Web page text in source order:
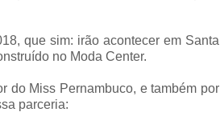
que sim: irão acontecer em Santa
no Moda Center.
do Miss Pernambuco, e também por
parceria: